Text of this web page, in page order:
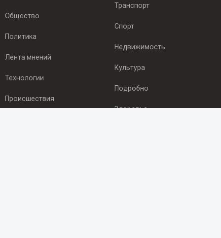
Общество
Политика
Лента мнений
Технологии
Происшествия
Транспорт
Спорт
Недвижимость
Культура
Подробно
Здоровье